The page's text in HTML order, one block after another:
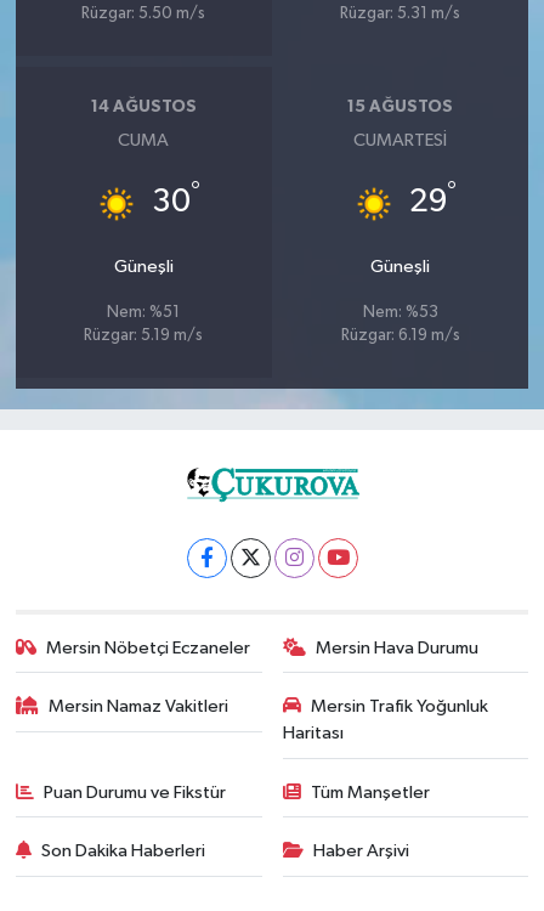
Rüzgar: 5.50 m/s
Rüzgar: 5.31 m/s
14 AĞUSTOS
CUMA
30°
Güneşli
Nem: %51
Rüzgar: 5.19 m/s
15 AĞUSTOS
CUMARTESI
29°
Güneşli
Nem: %53
Rüzgar: 6.19 m/s
Mersin Nöbetçi Eczaneler Mersin Hava Durumu
Mersin Namaz Vakitleri
Mersin Trafik Yoğunluk
Haritası
Puan Durumu ve Fikstür Tüm Manşetler
Son Dakika Haberleri Haber Arşivi